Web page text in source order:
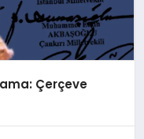
Çerçeve